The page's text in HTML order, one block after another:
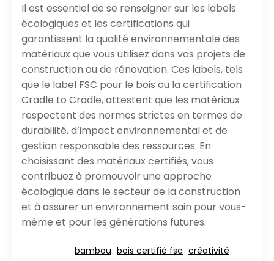
Il est essentiel de se renseigner sur les labels
écologiques et les certifications qui
garantissent la qualité environnementale des
matériaux que vous utilisez dans vos projets de
construction ou de rénovation. Ces labels, tels
que le label FSC pour le bois ou la certification
Cradle to Cradle, attestent que les matériaux
respectent des normes strictes en termes de
durabilité, d’impact environnemental et de
gestion responsable des ressources. En
choisissant des matériaux certifiés, vous
contribuez à promouvoir une approche
écologique dans le secteur de la construction
et à assurer un environnement sain pour vous-
même et pour les générations futures.
bambou bois certifié fsc créativité